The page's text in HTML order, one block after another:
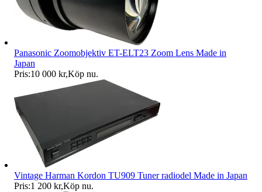
Panasonic Zoomobjektiv ET-ELT23 Zoom Lens Made in
Japan
Pris:10 000 kr,Köp nu.
Vintage Harman Kordon TU909 Tuner radiodel Made in Japan
Pris:1 200 kr,Köp nu.